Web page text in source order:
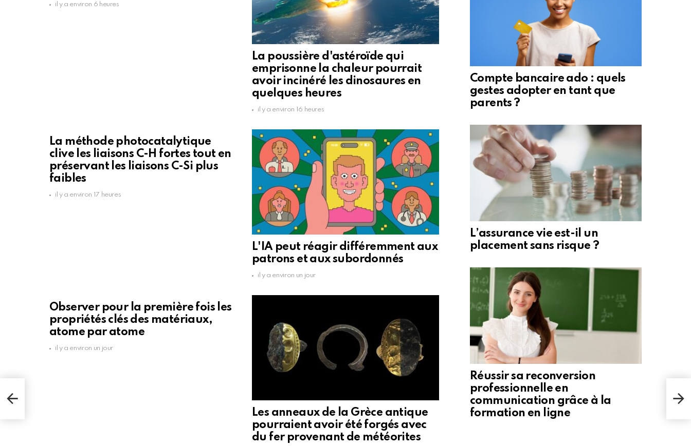
il y a environ 6 heures
La poussière d'astéroïde qui
emprisonne la chaleur pourrait
avoir incinéré les dinosaures en
quelques heures
il y a environ 16 heures
La méthode photocatalytique
clive les liaisons C-H fortes tout en
préservant les liaisons C-Si plus
faibles
il y a environ 17 heures
L'IA peut réagir différemment aux
patrons et aux subordonnés
il y a environ un jour
Observer pour la première fois les
propriétés clés des matériaux,
atome par atome
il y a environ un jour
Les anneaux de la Grèce antique
pourraient avoir été forgés avec
du fer provenant de météorites
Compte bancaire ado : quels
gestes adopter en tant que
parents ?
L’assurance vie est-il un
placement sans risque ?
Réussir sa reconversion
professionnelle en
communication grâce à la
formation en ligne